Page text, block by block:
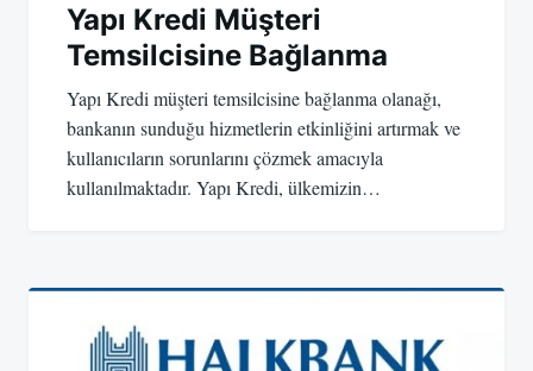
Yapı Kredi Müşteri
Temsilcisine Bağlanma
Yapı Kredi müşteri temsilcisine bağlanma olanağı,
bankanın sunduğu hizmetlerin etkinliğini artırmak ve
kullanıcıların sorunlarını çözmek amacıyla
kullanılmaktadır. Yapı Kredi, ülkemizin…